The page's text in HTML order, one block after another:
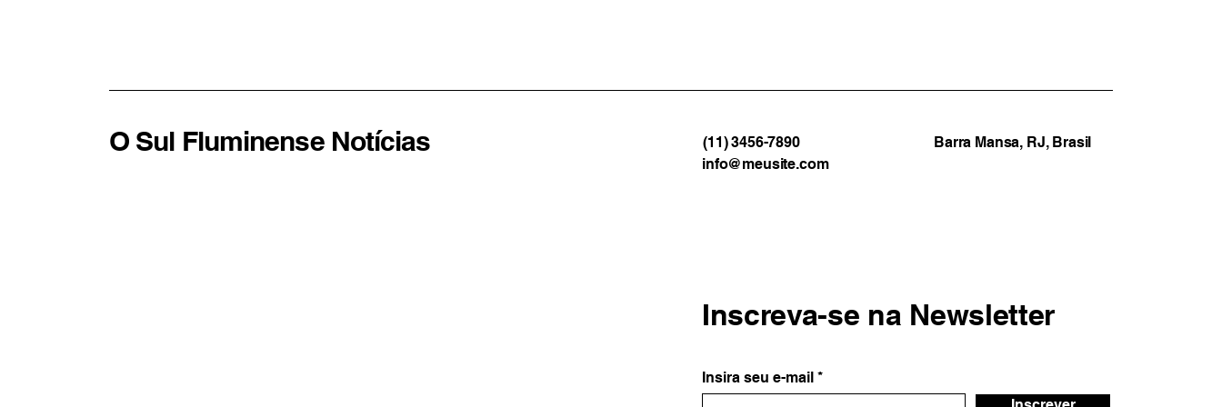
O Sul Fluminense Notícias (11) 3456-7890
Barra Mansa, RJ, Brasil
info@meusite.com
Inscreva-se na Newsletter
Insira seu e-mail